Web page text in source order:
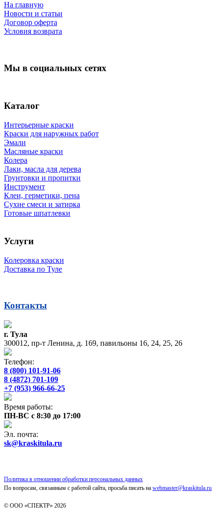
На главную
Новости и статьи
Договор оферта
Условия возврата
Мы в социальных сетях
Каталог
Интерьерные краски
Краски для наружных работ
Эмали
Масляные краски
Колера
Лаки, масла для дерева
Грунтовки и пропитки
Инструмент
Клеи, герметики, пена
Сухие смеси и затирка
Готовые шпатлевки
Услуги
Колеровка краски
Доставка по Туле
Контакты
г. Тула
300012, пр-т Ленина, д. 169, павильоны 16, 24, 25, 26
Телефон:
8 (800) 101-91-06
8 (4872) 701-109
+7 (953) 966-66-25
Время работы:
ПН-ВС с 8:30 до 17:00
Эл. почта:
sk@kraskitula.ru
Политика в отношении обработки персональных данных
По вопросам, связанным с работой сайта, просьба писать на webmaster@kraskitula.ru
© ООО «СПЕКТР» 2026